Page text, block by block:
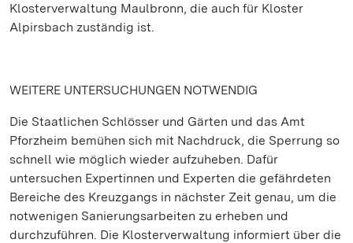
Klosterverwaltung Maulbronn, die auch für Kloster
Alpirsbach zuständig ist.
WEITERE UNTERSUCHUNGEN NOTWENDIG
Die Staatlichen Schlösser und Gärten und das Amt
Pforzheim bemühen sich mit Nachdruck, die Sperrung so
schnell wie möglich wieder aufzuheben. Dafür
untersuchen Expertinnen und Experten die gefährdeten
Bereiche des Kreuzgangs in nächster Zeit genau, um die
notwenigen Sanierungsarbeiten zu erheben und
durchzuführen. Die Klosterverwaltung informiert über die